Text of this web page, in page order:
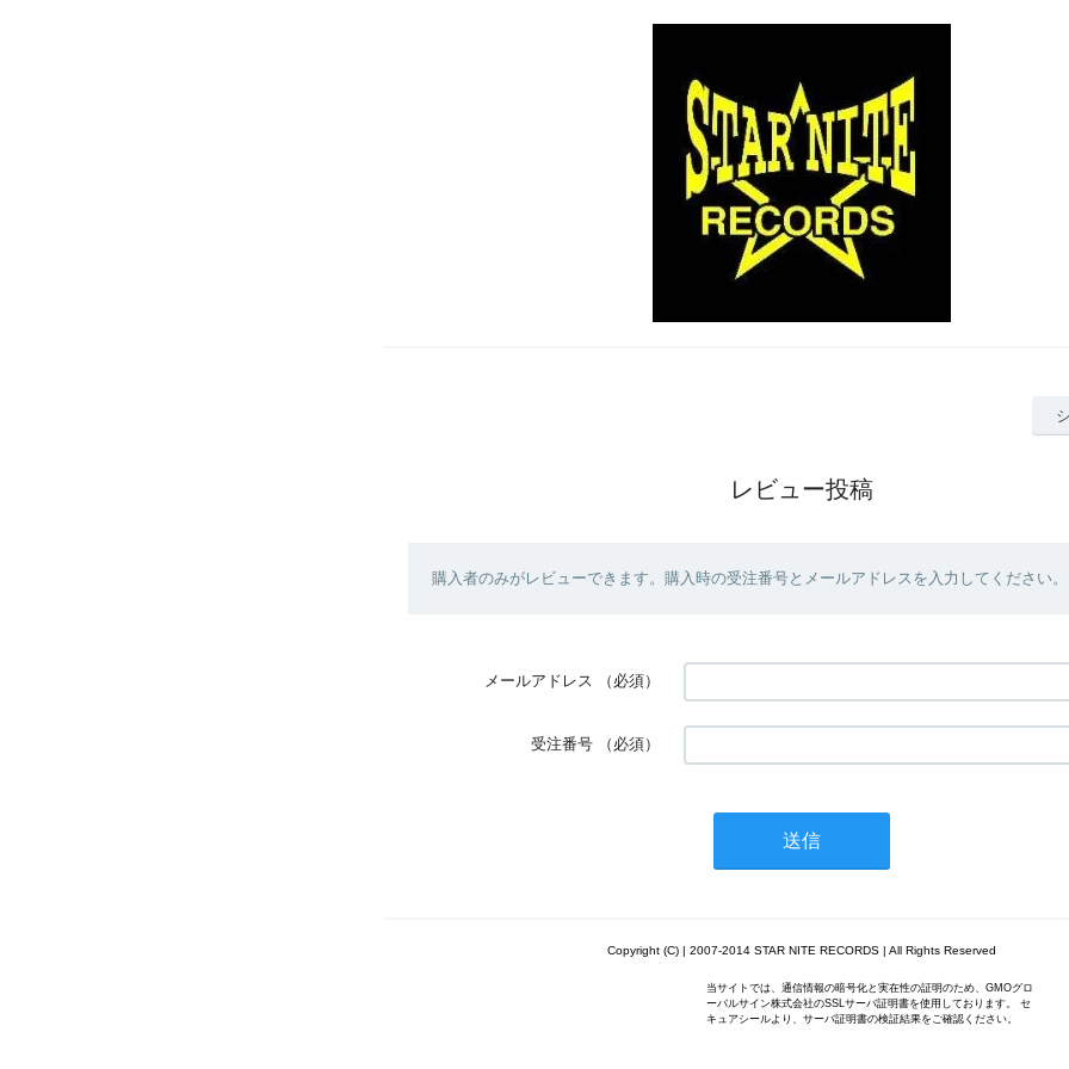
レビュー投稿
購入者のみがレビューできます。購入時の受注番号とメールアドレスを入力してください。
メールアドレス （必須）
受注番号 （必須）
Copyright (C) | 2007-2014 STAR NITE RECORDS | All Rights Reserved
当サイトでは、通信情報の暗号化と実在性の証明のため、GMOグロ
ーバルサイン株式会社のSSLサーバ証明書を使用しております。 セ
キュアシールより、サーバ証明書の検証結果をご確認ください。